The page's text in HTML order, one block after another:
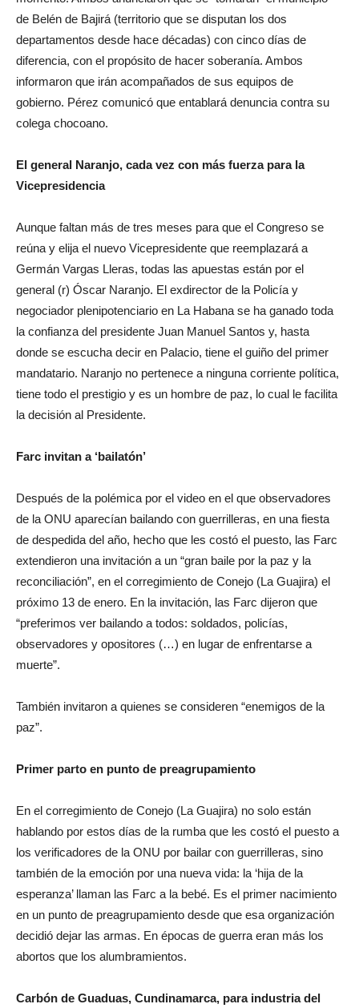
de Belén de Bajirá (territorio que se disputan los dos
departamentos desde hace décadas) con cinco días de
diferencia, con el propósito de hacer soberanía. Ambos
informaron que irán acompañados de sus equipos de
gobierno. Pérez comunicó que entablará denuncia contra su
colega chocoano.
El general Naranjo, cada vez con más fuerza para la
Vicepresidencia
Aunque faltan más de tres meses para que el Congreso se
reúna y elija el nuevo Vicepresidente que reemplazará a
Germán Vargas Lleras, todas las apuestas están por el
general (r) Óscar Naranjo. El exdirector de la Policía y
negociador plenipotenciario en La Habana se ha ganado toda
la confianza del presidente Juan Manuel Santos y, hasta
donde se escucha decir en Palacio, tiene el guiño del primer
mandatario. Naranjo no pertenece a ninguna corriente política,
tiene todo el prestigio y es un hombre de paz, lo cual le facilita
la decisión al Presidente.
Farc invitan a ‘bailatón’
Después de la polémica por el video en el que observadores
de la ONU aparecían bailando con guerrilleras, en una fiesta
de despedida del año, hecho que les costó el puesto, las Farc
extendieron una invitación a un “gran baile por la paz y la
reconciliación”, en el corregimiento de Conejo (La Guajira) el
próximo 13 de enero. En la invitación, las Farc dijeron que
“preferimos ver bailando a todos: soldados, policías,
observadores y opositores (…) en lugar de enfrentarse a
muerte”.
También invitaron a quienes se consideren “enemigos de la
paz”.
Primer parto en punto de preagrupamiento
En el corregimiento de Conejo (La Guajira) no solo están
hablando por estos días de la rumba que les costó el puesto a
los verificadores de la ONU por bailar con guerrilleras, sino
también de la emoción por una nueva vida: la ‘hija de la
esperanza’ llaman las Farc a la bebé. Es el primer nacimiento
en un punto de preagrupamiento desde que esa organización
decidió dejar las armas. En épocas de guerra eran más los
abortos que los alumbramientos.
Carbón de Guaduas, Cundinamarca, para industria del